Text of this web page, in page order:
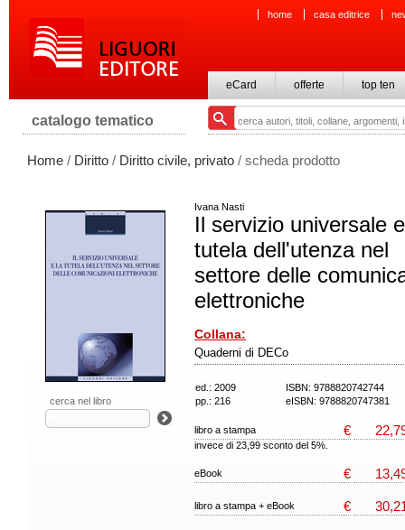
home casa editrice
eCard offerte top ten
catalogo tematico
Home / Diritto / Diritto civile, privato / scheda prodotto
cerca nel libro
Ivana Nasti
Il servizio universale
tutela dell'utenza nel
settore delle
elettroniche
Collana:
Quaderni di DECo
ed.: 2009
ISBN: 9788820742744
pp.: 216
eISBN: 9788820747381
libro a stampa €
invece di 23,99 sconto del 5%.
eBook €
libro a stampa + eBook €